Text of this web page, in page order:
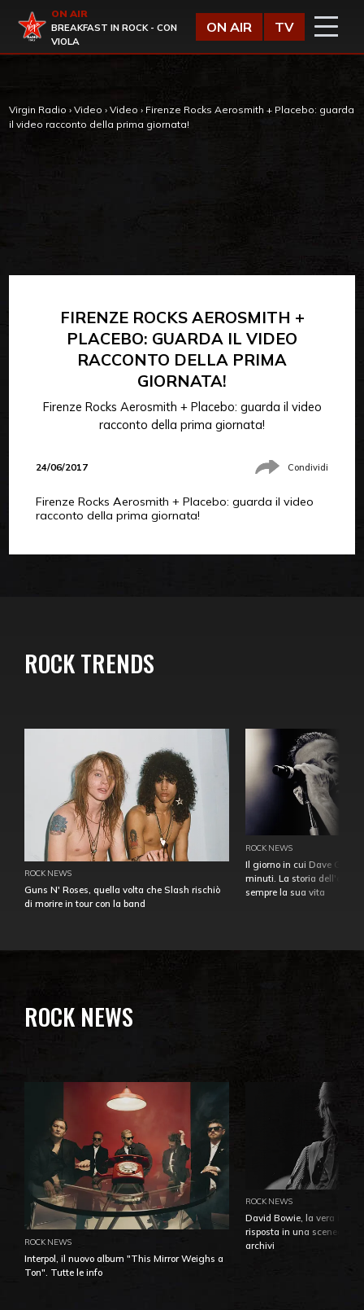
Virgin Radio
ON AIR
BREAKFAST IN ROCK - CON
VIOLA
ON AIR TV
Virgin Radio › Video › Video › Firenze Rocks Aerosmith + Placebo: guarda
il video racconto della prima giornata!
FIRENZE ROCKS AEROSMITH +
PLACEBO: GUARDA IL VIDEO
RACCONTO DELLA PRIMA
GIORNATA!
Firenze Rocks Aerosmith + Placebo: guarda il video
racconto della prima giornata!
24/06/2017 Condividi
Firenze Rocks Aerosmith + Placebo: guarda il video
racconto della prima giornata!
ROCK TRENDS
ROCK NEWS
Guns N' Roses, quella volta che Slash rischiò
di morire in tour con la band
ROCK NEWS
Il giorno in cui Dave
minuti. La storia
sempre la sua vita
ROCK NEWS
ROCK NEWS
Interpol, il nuovo album "This Mirror Weighs a
Ton". Tutte le info
ROCK NEWS
David Bowie, la vera
risposta in una
archivi